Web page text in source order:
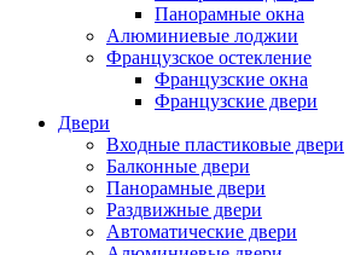
Панорамные окна
Алюминиевые лоджии
Французское остекление
Французские окна
Французские двери
Двери
Входные пластиковые двери
Балконные двери
Панорамные двери
Раздвижные двери
Автоматические двери